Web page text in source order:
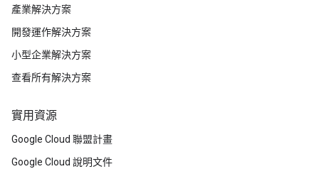
產業解決方案
開發運作解決方案
小型企業解決方案
查看所有解決方案
實用資源
Google Cloud 聯盟計畫
Google Cloud 說明文件